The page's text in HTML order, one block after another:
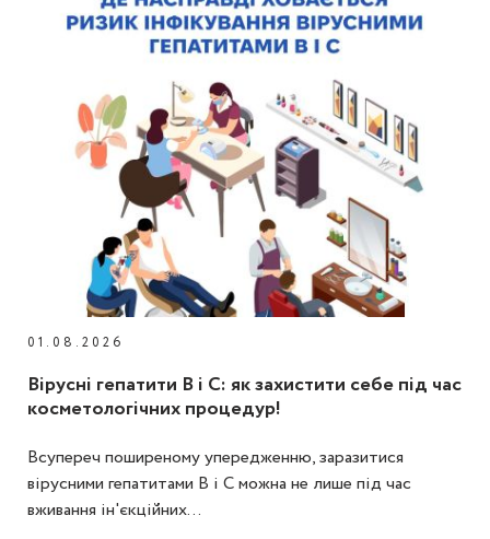
01.08.2026
Вірусні гепатити В і С: як захистити себе під час
косметологічних процедур!
Всупереч поширеному упередженню, заразитися
вірусними гепатитами В і С можна не лише під час
вживання ін'єкційних...